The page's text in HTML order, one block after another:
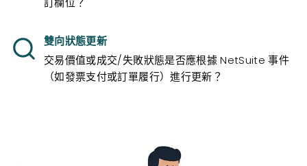
雙向狀態更新
交易價值或成交/失敗狀態是否應根據 NetSuite 事件
（如發票支付或訂單履行）進行更新？